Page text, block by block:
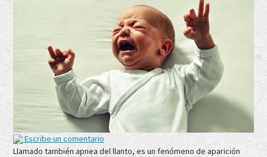
Escribe un comentario
Llamado también apnea del llanto, es un fenómeno de aparición